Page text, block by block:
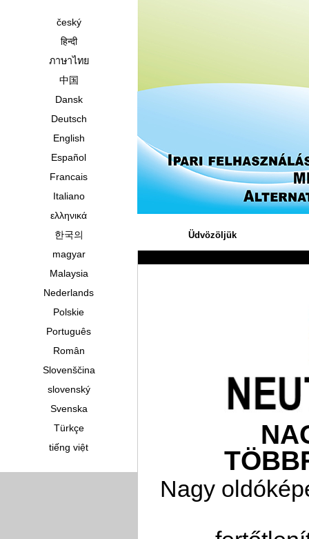
český
हिन्दी
ภาษาไทย
中国
Dansk
Deutsch
English
Español
Francais
Italiano
ελληνικά
한국의
magyar
Malaysia
Nederlands
Polskie
Português
Român
Slovenščina
slovenský
Svenska
Türkçe
tiếng việt
Üdvözöljük
Nagy